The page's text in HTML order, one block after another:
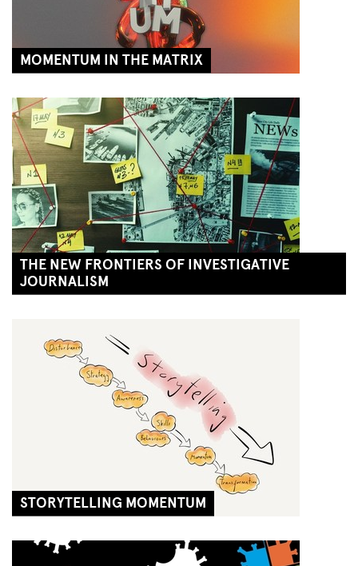
MOMENTUM IN THE MATRIX
SA, 07 AUG
13:00 - 14:00
Next Liberty
THE NEW FRONTIERS OF INVESTIGATIVE
JOURNALISM
15:00 - 16:00
Next Liberty
STORYTELLING MOMENTUM
SA, 07 AUG